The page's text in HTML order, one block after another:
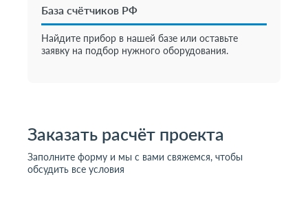
База счётчиков РФ
Найдите прибор в нашей базе или оставьте
заявку на подбор нужного оборудования.
Заказать расчёт проекта
Заполните форму и мы с вами свяжемся, чтобы
обсудить все условия